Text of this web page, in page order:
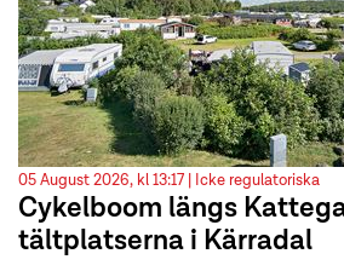
05 August 2026, kl 13:17 | Icke regulatoriska
Cykelboom längs
tältplatserna i Kärradal